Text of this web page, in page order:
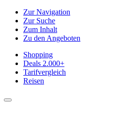
Zur Navigation
Zur Suche
Zum Inhalt
Zu den Angeboten
Shopping
Deals 2.000+
Tarifvergleich
Reisen